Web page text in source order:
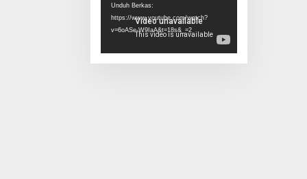
Unduh Berkas:
https://www.youtube.com/watch?
v=6oASe-W9IaA&t=18s&_=2